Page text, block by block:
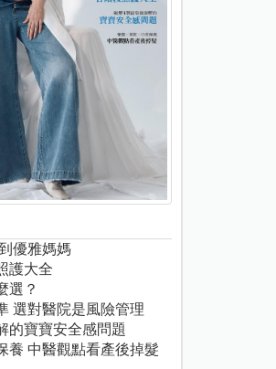
優雅媽媽
護大全
選？
選對醫院是風險管理
的寶寶安全感問題
養 中醫觀點看產後掉髮